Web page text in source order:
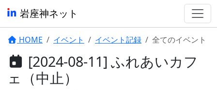
岩座神ネット
HOME イベント イベント記録 全てのイベント
[2024-08-11] ふれあいカフ
ェ（中止）